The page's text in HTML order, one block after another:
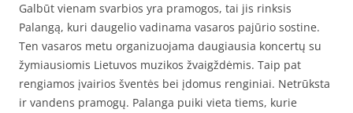
Galbūt vienam svarbios yra pramogos, tai jis rinksis
Palangą, kuri daugelio vadinama vasaros pajūrio sostine.
Ten vasaros metu organizuojama daugiausia koncertų su
žymiausiomis Lietuvos muzikos žvaigždėmis. Taip pat
rengiamos įvairios šventės bei įdomus renginiai. Netrūksta
ir vandens pramogų. Palanga puiki vieta tiems, kurie